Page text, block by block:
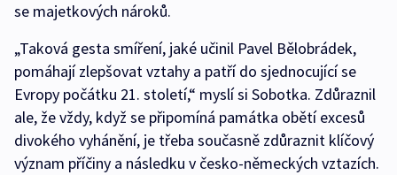
se majetkových nároků.
„Taková gesta smíření, jaké učinil Pavel Bělobrádek,
pomáhají zlepšovat vztahy a patří do sjednocující se
Evropy počátku 21. století,“ myslí si Sobotka. Zdůraznil
ale, že vždy, když se připomíná památka obětí excesů
divokého vyhánění, je třeba současně zdůraznit klíčový
význam příčiny a následku v česko-německých vztazích.